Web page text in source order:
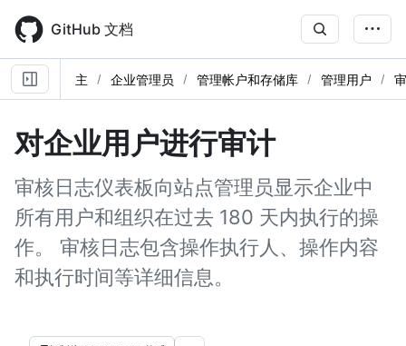
main
content
GitHub 文档
主 企业管理员 管理帐户和存储库 管理用户
对企业用户进行审计
审核日志仪表板向站点管理员显示企业中
所有用户和组织在过去 180 天内执行的操
作。 审核日志包含操作执行人、操作内容
和执行时间等详细信息。